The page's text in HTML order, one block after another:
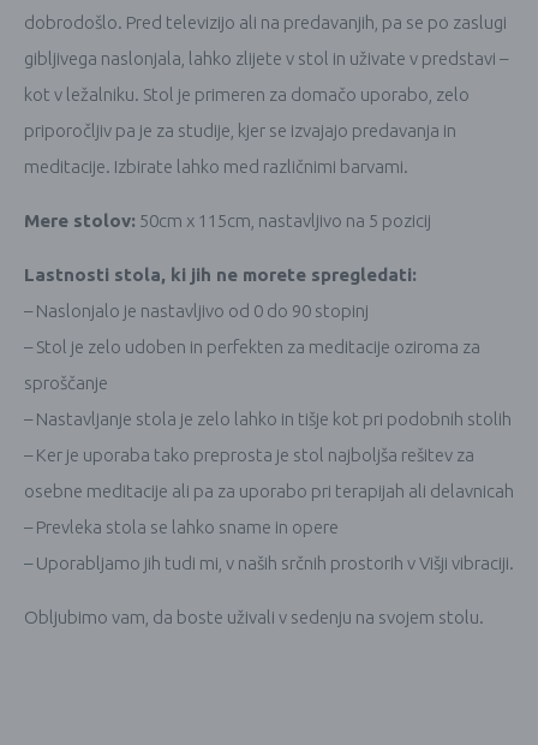
dobrodošlo. Pred televizijo ali na predavanjih, pa se po zaslugi
gibljivega naslonjala, lahko zlijete v stol in uživate v predstavi –
kot v ležalniku. Stol je primeren za domačo uporabo, zelo
priporočljiv pa je za studije, kjer se izvajajo predavanja in
meditacije. Izbirate lahko med različnimi barvami.
Mere stolov: 50cm x 115cm, nastavljivo na 5 pozicij
Lastnosti stola, ki jih ne morete spregledati:
– Naslonjalo je nastavljivo od 0 do 90 stopinj
– Stol je zelo udoben in perfekten za meditacije oziroma za
sproščanje
– Nastavljanje stola je zelo lahko in tišje kot pri podobnih stolih
– Ker je uporaba tako preprosta je stol najboljša rešitev za
osebne meditacije ali pa za uporabo pri terapijah ali delavnicah
– Prevleka stola se lahko sname in opere
– Uporabljamo jih tudi mi, v naših srčnih prostorih v Višji vibraciji.
Obljubimo vam, da boste uživali v sedenju na svojem stolu.